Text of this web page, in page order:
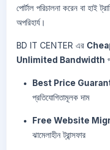
পোর্টাল পরিচালনা করেন বা হাই
অপরিহার্য।
BD IT CENTER এর
Unlimited Bandwidth
Best Price
প্রতিযোগিতামূলক দাম
Free Website
ঝামেলাহীন ট্রান্সফার